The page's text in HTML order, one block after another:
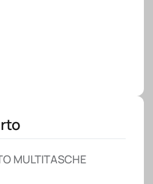
MULTITASCHE